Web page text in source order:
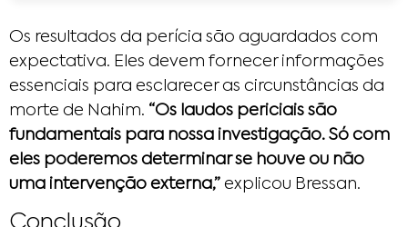
Os resultados da perícia são aguardados com
expectativa. Eles devem fornecer informações
essenciais para esclarecer as circunstâncias da
morte de Nahim. “Os laudos periciais são
fundamentais para nossa investigação. Só com
eles poderemos determinar se houve ou não
uma intervenção externa,” explicou Bressan.
Conclusão